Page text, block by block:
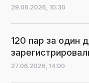
29.06.2026, 10:30
120 пар за один
27.06.2026, 14:00